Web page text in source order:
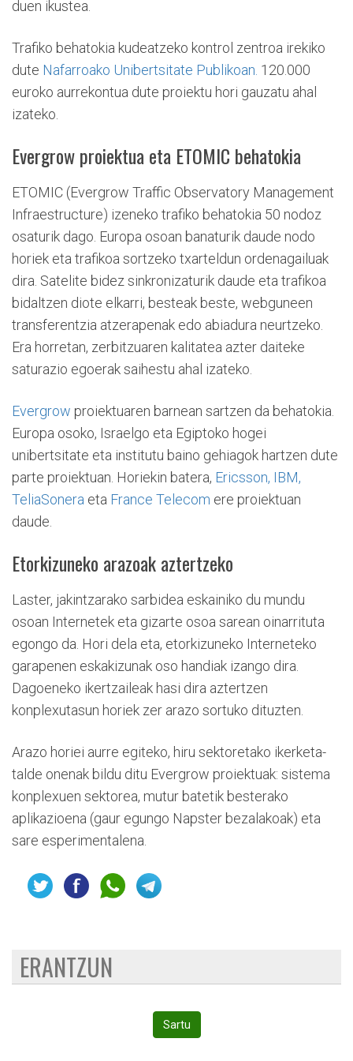
duen ikustea.
Trafiko behatokia kudeatzeko kontrol zentroa irekiko
dute Nafarroako Unibertsitate Publikoan. 120.000
euroko aurrekontua dute proiektu hori gauzatu ahal
izateko.
Evergrow proiektua eta ETOMIC behatokia
ETOMIC (Evergrow Traffic Observatory Management
Infraestructure) izeneko trafiko behatokia 50 nodoz
osaturik dago. Europa osoan banaturik daude nodo
horiek eta trafikoa sortzeko txarteldun ordenagailuak
dira. Satelite bidez sinkronizaturik daude eta trafikoa
bidaltzen diote elkarri, besteak beste, webguneen
transferentzia atzerapenak edo abiadura neurtzeko.
Era horretan, zerbitzuaren kalitatea azter daiteke
saturazio egoerak saihestu ahal izateko.
Evergrow proiektuaren barnean sartzen da behatokia.
Europa osoko, Israelgo eta Egiptoko hogei
unibertsitate eta institutu baino gehiagok hartzen dute
parte proiektuan. Horiekin batera, Ericsson, IBM,
TeliaSonera eta France Telecom ere proiektuan
daude.
Etorkizuneko arazoak aztertzeko
Laster, jakintzarako sarbidea eskainiko du mundu
osoan Internetek eta gizarte osoa sarean oinarrituta
egongo da. Hori dela eta, etorkizuneko Interneteko
garapenen eskakizunak oso handiak izango dira.
Dagoeneko ikertzaileak hasi dira aztertzen
konplexutasun horiek zer arazo sortuko dituzten.
Arazo horiei aurre egiteko, hiru sektoretako ikerketa-
talde onenak bildu ditu Evergrow proiektuak: sistema
konplexuen sektorea, mutur batetik besterako
aplikazioena (gaur egungo Napster bezalakoak) eta
sare esperimentalena.
ERANTZUN
Sartu